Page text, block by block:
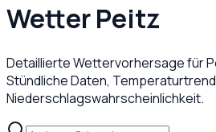
WetterPeitz
Detaillierte Wettervorhersage für
Stündliche Daten,
Niederschlagswahrscheinlichkeit.